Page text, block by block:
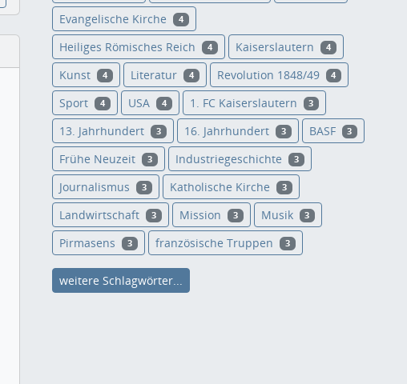
Evangelische Kirche 4
Heiliges Römisches Reich 4 Kaiserslautern 4
Kunst 4 Literatur 4 Revolution 1848/49 4
Sport 4 USA 4 1. FC Kaiserslautern 3
13. Jahrhundert 3 16. Jahrhundert 3 BASF 3
Frühe Neuzeit 3 Industriegeschichte 3
Journalismus 3 Katholische Kirche 3
Landwirtschaft 3 Mission 3 Musik 3
Pirmasens 3 französische Truppen 3
weitere Schlagwörter...